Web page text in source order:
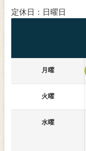
定休日：日曜日
月曜
火曜
水曜